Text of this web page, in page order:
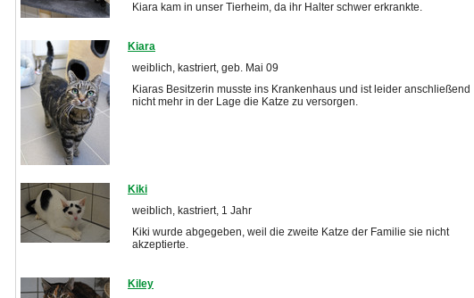
Kiara kam in unser Tierheim, da ihr Halter schwer erkrankte.
Kiara
weiblich, kastriert, geb. Mai 09
Kiaras Besitzerin musste ins Krankenhaus und ist leider anschließend
nicht mehr in der Lage die Katze zu versorgen.
Kiki
weiblich, kastriert, 1 Jahr
Kiki wurde abgegeben, weil die zweite Katze der Familie sie nicht
akzeptierte.
Kiley